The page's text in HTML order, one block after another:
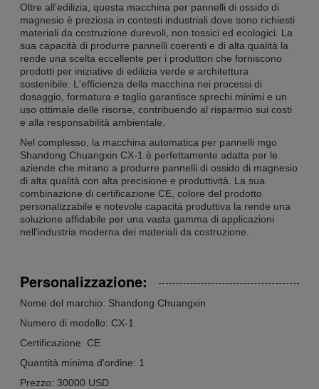
Oltre all'edilizia, questa macchina per pannelli di ossido di
magnesio è preziosa in contesti industriali dove sono richiesti
materiali da costruzione durevoli, non tossici ed ecologici. La
sua capacità di produrre pannelli coerenti e di alta qualità la
rende una scelta eccellente per i produttori che forniscono
prodotti per iniziative di edilizia verde e architettura
sostenibile. L'efficienza della macchina nei processi di
dosaggio, formatura e taglio garantisce sprechi minimi e un
uso ottimale delle risorse, contribuendo al risparmio sui costi
e alla responsabilità ambientale.
Nel complesso, la macchina automatica per pannelli mgo
Shandong Chuangxin CX-1 è perfettamente adatta per le
aziende che mirano a produrre pannelli di ossido di magnesio
di alta qualità con alta precisione e produttività. La sua
combinazione di certificazione CE, colore del prodotto
personalizzabile e notevole capacità produttiva la rende una
soluzione affidabile per una vasta gamma di applicazioni
nell'industria moderna dei materiali da costruzione.
Personalizzazione:
Nome del marchio: Shandong Chuangxin
Numero di modello: CX-1
Certificazione: CE
Quantità minima d'ordine: 1
Prezzo: 30000 USD